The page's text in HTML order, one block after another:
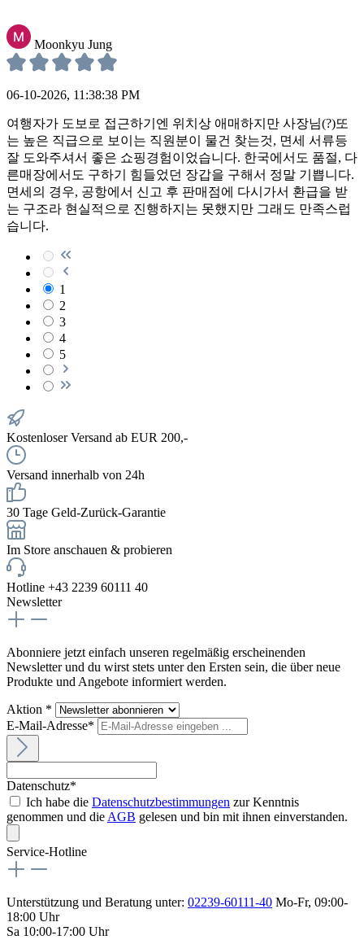
Moonkyu Jung
06-10-2026, 11:38:38 PM
여행자가 도보로 접근하기엔 위치상 애매하지만 사장님(?)또
는 높은 직급으로 보이는 직원분이 물건 찾는것, 면세 서류등
잘 도와주셔서 좋은 쇼핑경험이었습니다. 한국에서도 품절, 다
른매장에서도 구하기 힘들었던 장갑을 구해서 정말 기쁩니다.
면세의 경우, 공항에서 신고 후 판매점에 다시가서 환급을 받
는 구조라 현실적으로 진행하지는 못했지만 그래도 만족스럽
습니다.
1
2
3
4
5
Kostenloser Versand ab EUR 200,-
Versand innerhalb von 24h
30 Tage Geld-Zurück-Garantie
Im Store anschauen & probieren
Hotline +43 2239 60111 40
Newsletter
Abonniere jetzt einfach unseren regelmäßig erscheinenden
Newsletter und du wirst stets unter den Ersten sein, die über neue
Produkte und Angebote informiert werden.
Aktion *
E-Mail-Adresse*
Datenschutz*
Ich habe die Datenschutzbestimmungen zur Kenntnis
genommen und die AGB gelesen und bin mit ihnen einverstanden.
Service-Hotline
Unterstützung und Beratung unter: 02239-60111-40 Mo-Fr, 09:00-
18:00 Uhr
Sa 10:00-17:00 Uhr